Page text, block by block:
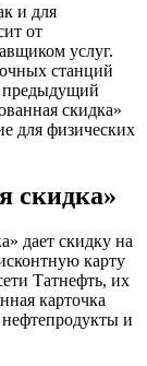
и для
от
услуг.
станций
предыдущий
скидка»
для физических
скидка»
дает скидку на
карту
Татнефть, их
карточка
и